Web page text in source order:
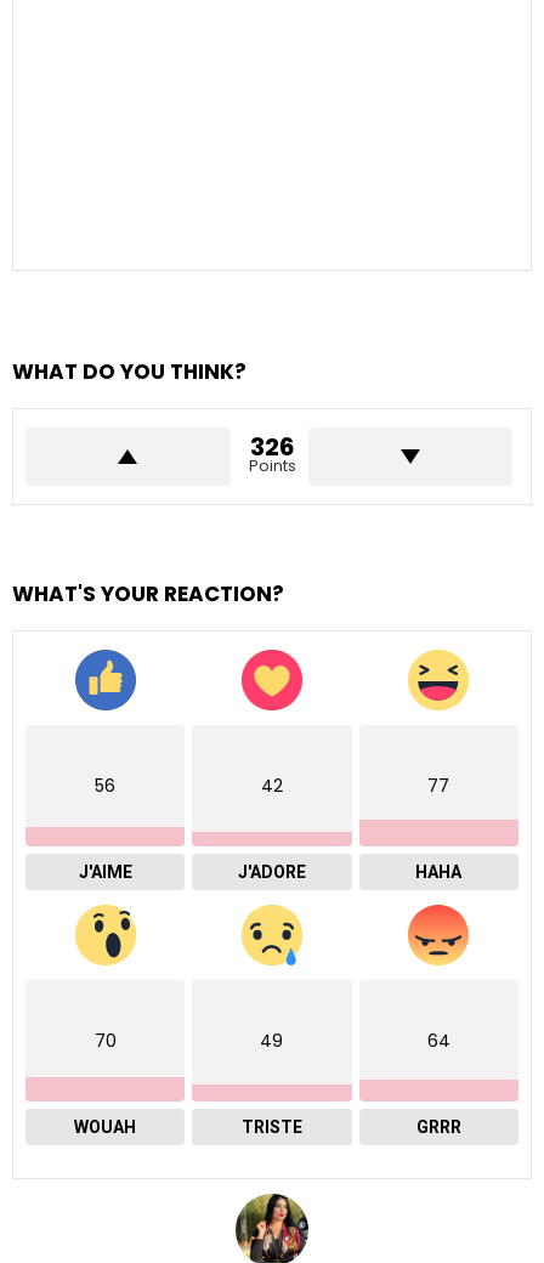
WHAT DO YOU THINK?
326
Points
WHAT'S YOUR REACTION?
56
J'AIME
42
J'ADORE
77
HAHA
70
WOUAH
49
TRISTE
64
GRRR